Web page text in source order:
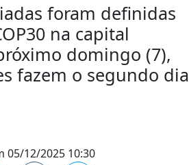
foram definidas
na capital
domingo (7),
fazem o segundo dia
05/12/2025 10:30